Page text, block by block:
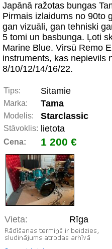
Japānā ražotas bungas
Pirmais izlaidums no 90to
gan vizuāli, gan tehniski
5 tomi un basbunga. Ļoti
Marine Blue. Virsū Remo
instruments, kas nepievils
8/10/12/14/16/22.
Tips: Sitamie
Marka: Tama
Modelis: Starclassic
Stāvoklis: lietota
Cena: 1 200 €
Vieta: Rīga